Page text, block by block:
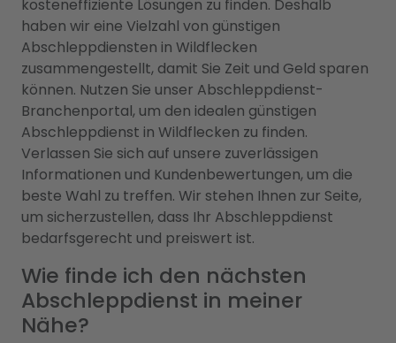
kosteneffiziente Lösungen zu finden. Deshalb
haben wir eine Vielzahl von günstigen
Abschleppdiensten in Wildflecken
zusammengestellt, damit Sie Zeit und Geld sparen
können. Nutzen Sie unser Abschleppdienst-
Branchenportal, um den idealen günstigen
Abschleppdienst in Wildflecken zu finden.
Verlassen Sie sich auf unsere zuverlässigen
Informationen und Kundenbewertungen, um die
beste Wahl zu treffen. Wir stehen Ihnen zur Seite,
um sicherzustellen, dass Ihr Abschleppdienst
bedarfsgerecht und preiswert ist.
Wie finde ich den nächsten
Abschleppdienst in meiner
Nähe?